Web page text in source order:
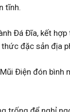
tĩnh.
Đá Đĩa, kết
đặc sản địa
Điện đón